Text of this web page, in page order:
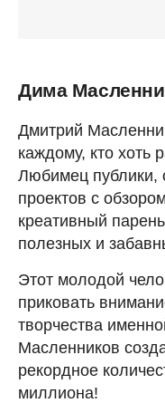
Дима
Дмитрий
каждому, кто хоть
Любимец публики,
проектов с
креативный
полезных и
Этот молодой
приковать
творчества
Масленников
рекордное
миллиона!